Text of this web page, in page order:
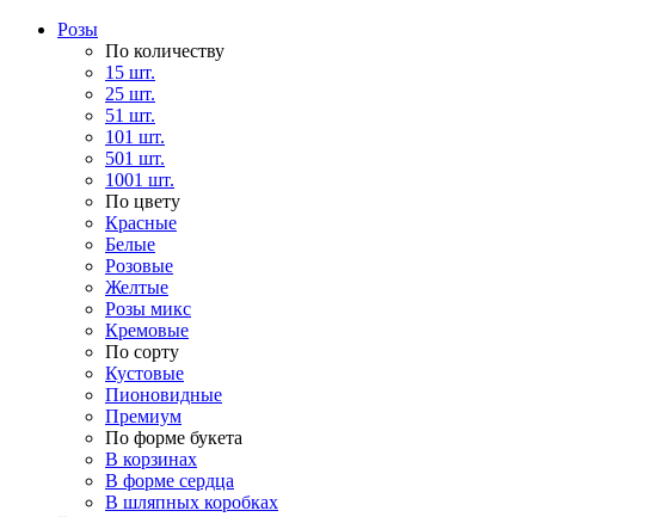
Розы
По количеству
15 шт.
25 шт.
51 шт.
101 шт.
501 шт.
1001 шт.
По цвету
Красные
Белые
Розовые
Желтые
Розы микс
Кремовые
По сорту
Кустовые
Пионовидные
Премиум
По форме букета
В корзинах
В форме сердца
В шляпных коробках